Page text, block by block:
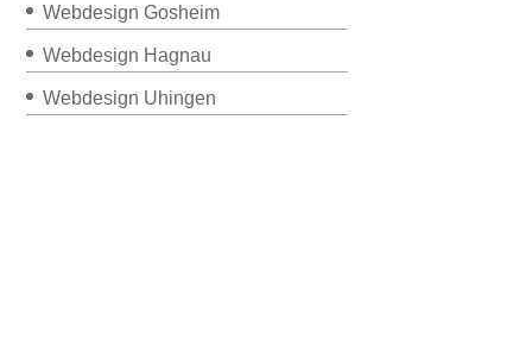
Webdesign Gosheim
Webdesign Hagnau
Webdesign Uhingen